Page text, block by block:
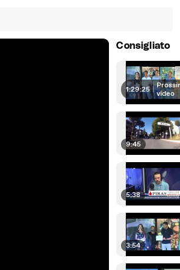
Consigliato
1:29:25 | video
9:45
5:38
3:54